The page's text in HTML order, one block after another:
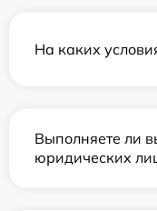
На каких
Выполняете ли
юридических